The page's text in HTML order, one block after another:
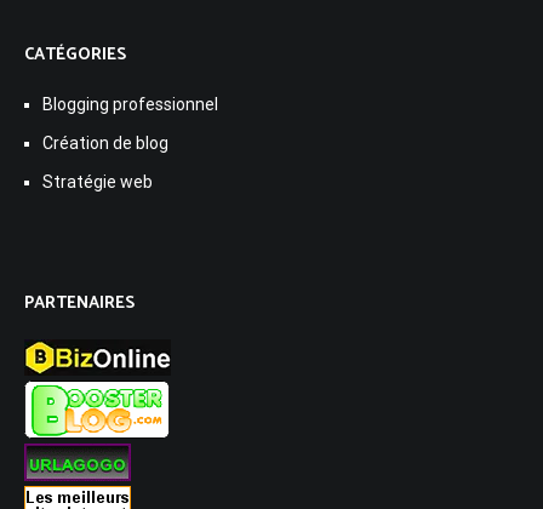
CATÉGORIES
Blogging professionnel
Création de blog
Stratégie web
PARTENAIRES